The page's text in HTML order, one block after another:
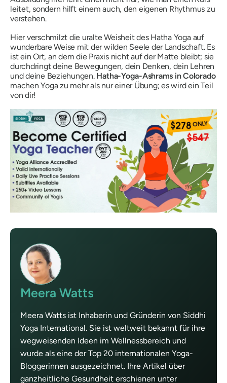
leitet, sondern hilft einem auch, den eigenen Rhythmus zu
verstehen.
Hier verschmilzt die uralte Weisheit des Hatha Yoga auf
wunderbare Weise mit der wilden Seele der Landschaft. Es
ist ein Ort, an dem die Praxis nicht auf der Matte bleibt; sie
durchdringt deine Bewegungen, dein Denken, dein Lehren
und deine Beziehungen. Hatha-Yoga-Ashrams in Colorado
machen Yoga zu mehr als nur einer Übung; es wird ein Teil
von dir!
Meera Watts
Meera Watts ist Inhaberin und Gründerin von Siddhi
Yoga International. Sie ist weltweit bekannt für ihre
wegweisenden Ideen im Wellnessbereich und
wurde als eine der Top 20 internationalen Yoga-
Bloggerinnen ausgezeichnet. Ihre Artikel über
ganzheitliche Gesundheit erschienen unter